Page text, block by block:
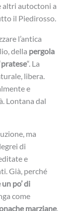
altri autoctoni a
il Piedirosso.
l’antica
della pergola
pratese“. La
libera.
e
Lontana dal
ma
di
e
Già, perché
un po’ di
come
marziane,